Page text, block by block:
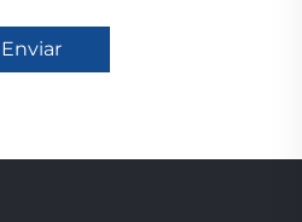
Enviar